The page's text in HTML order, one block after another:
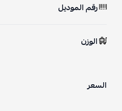
رقم الموديل
الوزن
السعر